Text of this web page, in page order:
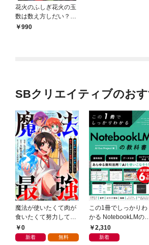
花火のふしぎ花火の玉
数は数え方しだい？美
しい花火の正式な基準
990
SBクリエイティブのお
魔法が使いたくて肉が
食いたくて努力してみ
たら最強になっていた
【分冊版】（コミッ
0
新着 無料
この1冊でしっかりわ
かる NotebookLMの
科書2,310
新着